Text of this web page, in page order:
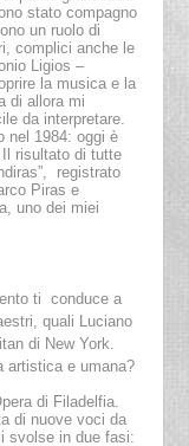
stato compagno
un ruolo di
complici anche le
Ligios –
la musica e la
di allora mi
da interpretare.
nel 1984: oggi è
risultato di tutte
registrato
Piras e
uno dei miei
ti conduce a
quali Luciano
di New York.
artistica e umana?
di Filadelfia.
di nuove voci da
svolse in due fasi: